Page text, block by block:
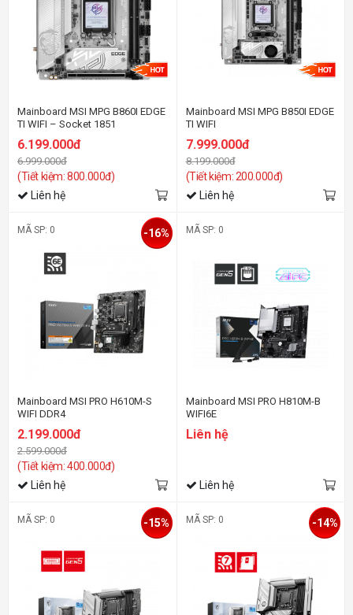
Mainboard MSI MPG B860I EDGE
TI WIFI – Socket 1851
6.199.000đ
6.999.000đ
(Tiết kiệm: 800.000đ)
Liên hệ
Mainboard MSI MPG B850I EDGE
TI WIFI
7.999.000đ
8.199.000đ
(Tiết kiệm: 200.000đ)
Liên hệ
MÃ SP: 0
Mainboard MSI PRO H610M-S
WIFI DDR4
2.199.000đ
2.599.000đ
(Tiết kiệm: 400.000đ)
-16%
Liên hệ
MÃ SP: 0
Mainboard MSI PRO H810M-B
WIFI6E
Liên hệ
Liên hệ
MÃ SP: 0 -15% MÃ SP: 0 -14%